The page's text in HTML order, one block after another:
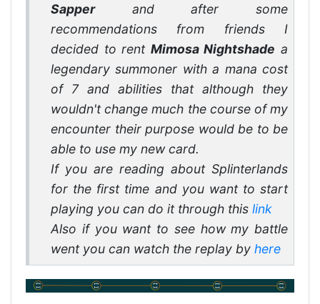
Sapperand after some
recommendations from friends I
decided to rent Mimosa Nightshade a
legendary summoner with a mana cost
of 7 and abilities that although they
wouldn't change much the course of my
encounter their purpose would be to be
able to use my new card.
If you are reading about Splinterlands
for the first time and you want to start
playing you can do it through this link
Also if you want to see how my battle
went you can watch the replay by here